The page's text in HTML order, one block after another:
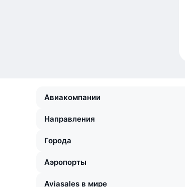
Авиакомпании
Направления
Города
Аэропорты
Aviasales в мире